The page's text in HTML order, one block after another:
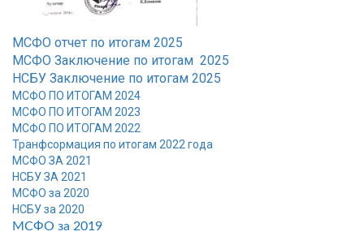
МСФО отчет по итогам 2025
МСФО Заключение по итогам 2025
НСБУ Заключение по итогам 2025
МСФО ПО ИТОГАМ 2024
МСФО ПО ИТОГАМ 2023
МСФО ПО ИТОГАМ 2022
Транфсормация по итогам 2022 года
МСФО ЗА 2021
НСБУ ЗА 2021
МСФО за 2020
НСБУ за 2020
МСФО за 2019